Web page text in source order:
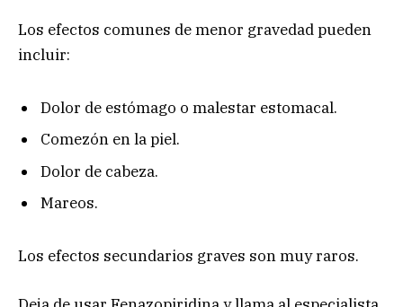
Los efectos comunes de menor gravedad pueden
incluir:
Dolor de estómago o malestar estomacal.
Comezón en la piel.
Dolor de cabeza.
Mareos.
Los efectos secundarios graves son muy raros.